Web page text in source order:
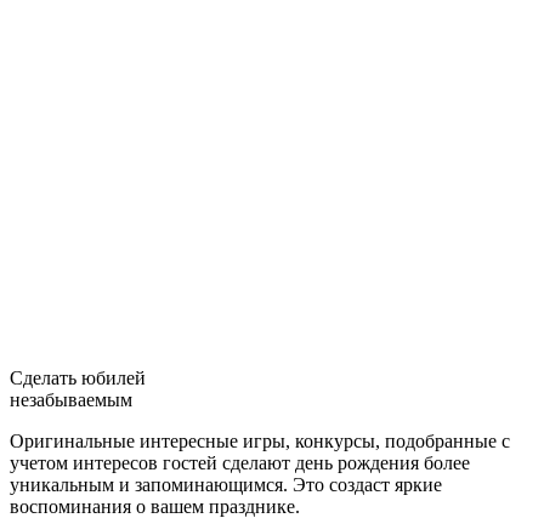
Сделать юбилей
незабываемым
Оригинальные интересные игры, конкурсы, подобранные с
учетом интересов гостей сделают день рождения более
уникальным и запоминающимся. Это создаст яркие
воспоминания о вашем празднике.